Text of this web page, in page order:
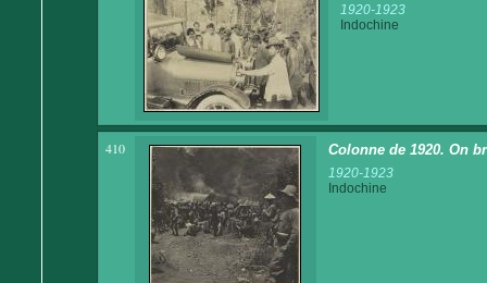
1920-1923
Indochine
410 Colonne de 1920. On
1920-1923
Indochine